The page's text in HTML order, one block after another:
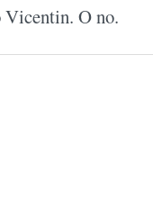
Vicentin. O no.